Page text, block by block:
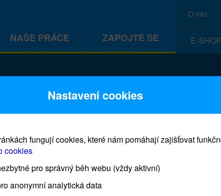
NAŠE PRÁCE ZAPOJTE SE
O nás
E-SHOP
Prodej blahopřání a dárků UNICEF
Nastavení cookies
fungují cookies, které nám pomáhají zajišťovat
cookies
pro správný běh webu (vždy aktivní)
anonymní analytická data